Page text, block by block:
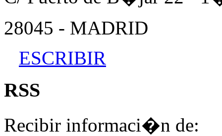
28045 - MADRID
ESCRIBIR
RSS
Recibir informaci�n de: